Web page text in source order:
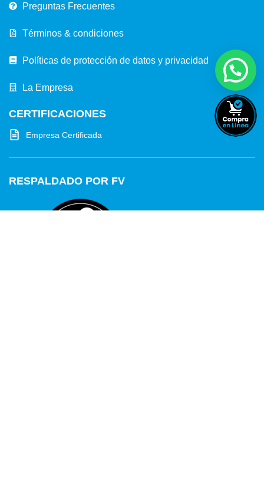
Preguntas Frecuentes
Términos & condiciones
Políticas de protección de datos y privacidad
La Empresa
CERTIFICACIONES
Empresa Certificada
RESPALDADO POR FV